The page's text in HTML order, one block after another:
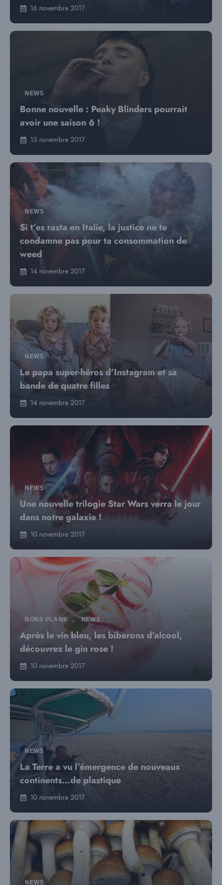
16 novembre 2017
NEWS
Bonne nouvelle : Peaky Blinders pourrait
avoir une saison 6 !
15 novembre 2017
NEWS
Si t’es rasta en Italie, la justice ne te
condamne pas pour ta consommation de
weed
14 novembre 2017
NEWS
Le papa super-héros d’Instagram et sa
bande de quatre filles
14 novembre 2017
NEWS
Une nouvelle trilogie Star Wars verra le jour
dans notre galaxie !
10 novembre 2017
BONS PLANS , NEWS
Après le vin bleu, les biberons d’alcool,
découvrez le gin rose !
10 novembre 2017
NEWS
La Terre a vu l’émergence de nouveaux
continents…de plastique
10 novembre 2017
NEWS